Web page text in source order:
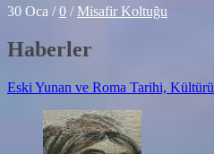
30 Oca / 0 / Misafir Koltuğu
Haberler
Eski Yunan ve Roma Tarihi, Kültürü